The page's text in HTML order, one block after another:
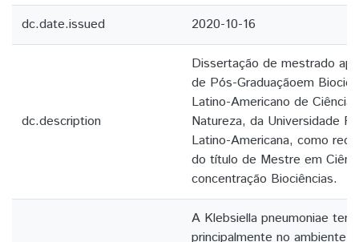
dc.date.issued 2020-10-16
dc.description
Dissertação de mestrado
de Pós-Graduaçãoem
Latino-Americano de
Natureza, da Universidade
Latino-Americana, como
do título de Mestre em
concentração Biociências.
A Klebsiella pneumoniae
principalmente no ambiente